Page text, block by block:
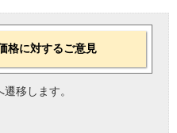
格に対するご意見
移します。